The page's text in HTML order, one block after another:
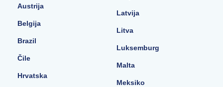
Austrija
Belgija
Brazil
Čile
Hrvatska
Latvija
Litva
Luksemburg
Malta
Meksiko